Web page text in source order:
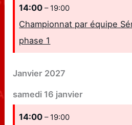
14:00– 19:00
Championnat par équipe
phase 1
Janvier 2027
samedi 16 janvier
14:00– 19:00